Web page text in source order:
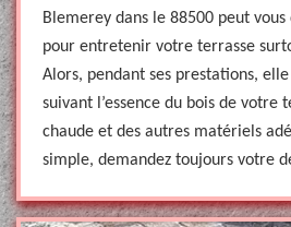
Blemerey dans le 88500 peut
pour entretenir votre terrasse
Alors, pendant ses prestations,
suivant l’essence du bois de votre
chaude et des autres matériels
simple, demandez toujours votre